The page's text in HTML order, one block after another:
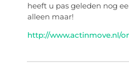
heeft u pas geleden nog
alleen maar!
http://www.actinmove.nl/